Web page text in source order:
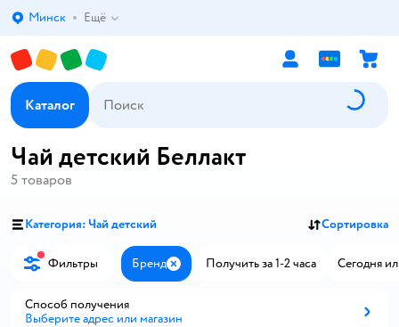
Выбор адреса доставки.
Минск Ещё
Каталог
Чай детский Беллакт
5 товаров
Категория: Чай детский Сортировка
Фильтры Бренд ЗакрытьПолучить за 1-2 часа Сегодня
Способ получения
Выберите адрес или магазин